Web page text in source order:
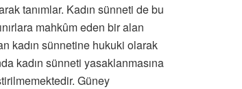
tanımlar. Kadın sünneti de bu
mahkûm eden bir alan
kadın sünnetine hukuki olarak
kadın sünneti yasaklanmasına
Güney